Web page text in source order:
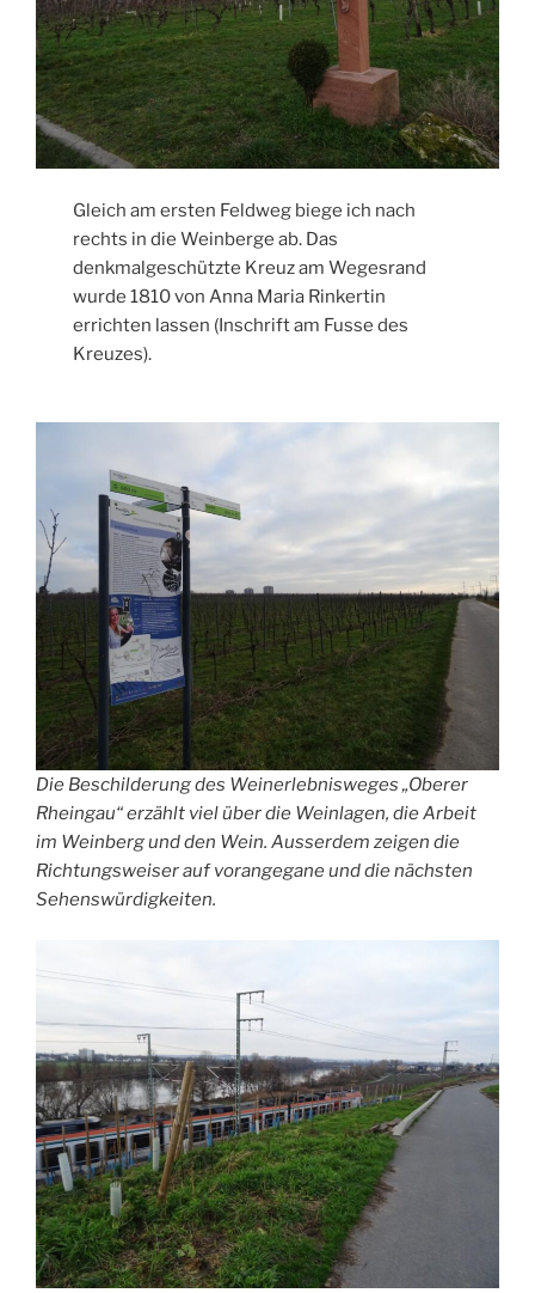
Gleich am ersten Feldweg biege ich nach
rechts in die Weinberge ab. Das
denkmalgeschützte Kreuz am Wegesrand
wurde 1810 von Anna Maria Rinkertin
errichten lassen (Inschrift am Fusse des
Kreuzes).
Die Beschilderung des Weinerlebnisweges „Oberer
Rheingau“ erzählt viel über die Weinlagen, die Arbeit
im Weinberg und den Wein. Ausserdem zeigen die
Richtungsweiser auf vorangegane und die nächsten
Sehenswürdigkeiten.